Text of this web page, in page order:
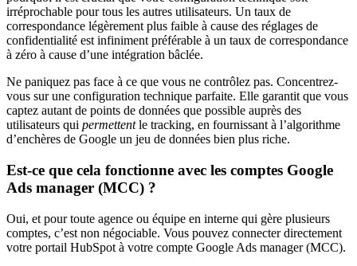
irréprochable pour tous les autres utilisateurs. Un taux de
correspondance légèrement plus faible à cause des réglages de
confidentialité est infiniment préférable à un taux de correspondance
à zéro à cause d’une intégration bâclée.
Ne paniquez pas face à ce que vous ne contrôlez pas. Concentrez-
vous sur une configuration technique parfaite. Elle garantit que vous
captez autant de points de données que possible auprès des
utilisateurs qui permettentle tracking, en fournissant à l’algorithme
d’enchères de Google un jeu de données bien plus riche.
Est-ce que cela fonctionne avec les comptes Google
Ads manager (MCC) ?
Oui, et pour toute agence ou équipe en interne qui gère plusieurs
comptes, c’est non négociable. Vous pouvez connecter directement
votre portail HubSpot à votre compte Google Ads manager (MCC).